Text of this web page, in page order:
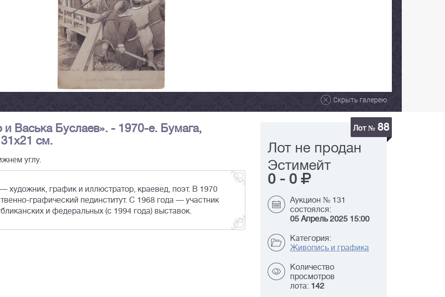
Скрыть галерею
Васька Буслаев». - 1970-е. Бумага,
см.
углу.
художник, график и иллюстратор, краевед, поэт. В 1970
графический пединститут. С 1968 года — участник
и федеральных (с 1994 года) выставок.
Лот № 88
Лот не продан
Эстимейт
0 - 0
Аукцион № 131
состоялся:
05 Апрель 2025 15:00
Категория:
Живопись и графика
Количество
просмотров
лота: 142